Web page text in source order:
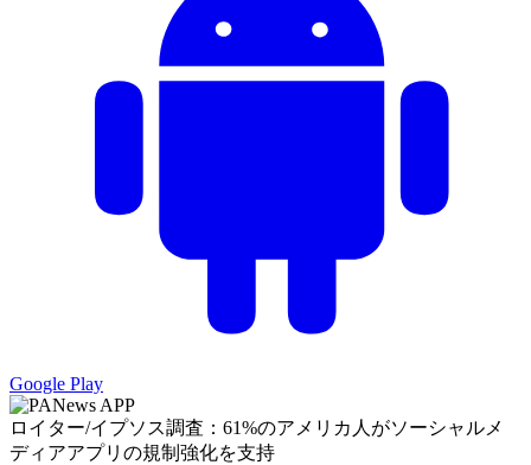
Google Play
ロイター/イプソス調査：61%のアメリカ人がソーシャルメ
ディアアプリの規制強化を支持